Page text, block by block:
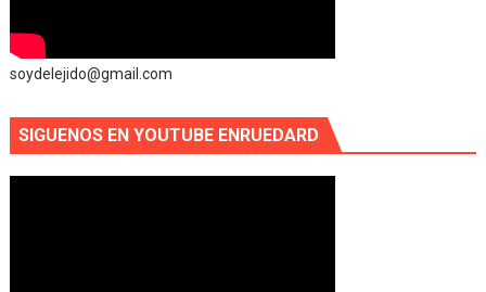
soydelejido@gmail.com
SIGUENOS EN YOUTUBE ENRUEDARD